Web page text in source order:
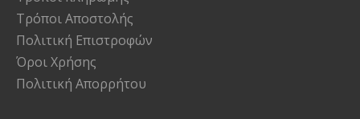
Τρόποι Αποστολής
Πολιτική Επιστροφών
Όροι Χρήσης
Πολιτική Απορρήτου